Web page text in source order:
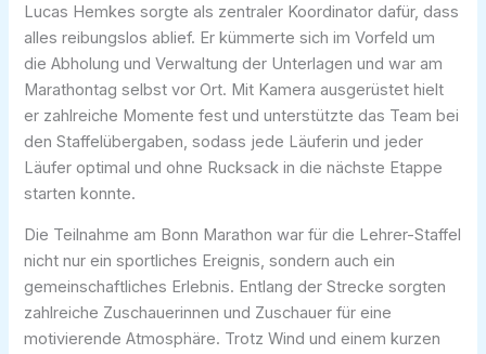
Lucas Hemkes sorgte als zentraler Koordinator dafür, dass
alles reibungslos ablief. Er kümmerte sich im Vorfeld um
die Abholung und Verwaltung der Unterlagen und war am
Marathontag selbst vor Ort. Mit Kamera ausgerüstet hielt
er zahlreiche Momente fest und unterstützte das Team bei
den Staffelübergaben, sodass jede Läuferin und jeder
Läufer optimal und ohne Rucksack in die nächste Etappe
starten konnte.
Die Teilnahme am Bonn Marathon war für die Lehrer-Staffel
nicht nur ein sportliches Ereignis, sondern auch ein
gemeinschaftliches Erlebnis. Entlang der Strecke sorgten
zahlreiche Zuschauerinnen und Zuschauer für eine
motivierende Atmosphäre. Trotz Wind und einem kurzen